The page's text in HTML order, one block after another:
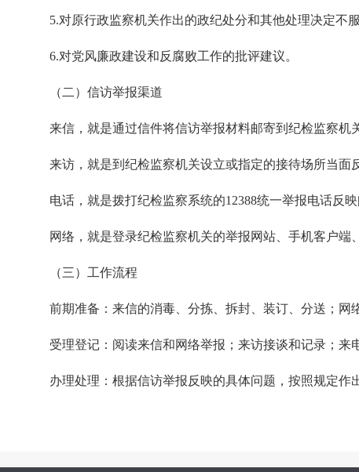
5.对原行政监察机关作出的政纪处分和其他处理决定不
6.对党风廉政建设和反腐败工作的批评建议。
（二）信访举报渠道
来信，就是通过信件将信访举报材料邮寄到纪检监察机
来访，就是到纪检监察机关设立或指定的接待场所当面
电话，就是拨打纪检监察系统的12388统一举报电话反映
网络，就是登录纪检监察机关的举报网站、手机客户端
（三）工作流程
前期准备：来信的消毒、分拣、拆封、装订、分送；网
受理登记：阅读来信和网络举报；来访接谈和记录；来
办理处理：根据信访举报反映的具体问题，按照规定作